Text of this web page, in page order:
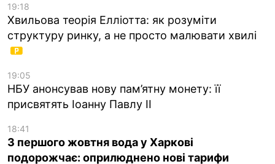
19:18
Хвильова теорія Елліотта: як розуміти
структуру ринку, а не просто малювати хвилі
19:05
НБУ анонсував нову пам’ятну монету: її
присвятять Іоанну Павлу II
18:41
З першого жовтня вода у Харкові
подорожчає: оприлюднено нові тарифи